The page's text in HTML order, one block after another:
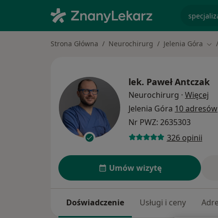
Strona Główna Neurochirurg Jelenia Góra
lek. Paweł Antczak
Neurochirurg · Więcej
Jelenia Góra 10 adresów
Nr PWZ: 2635303
326 opinii
Umów wizytę
Doświadczenie Usługi i ceny